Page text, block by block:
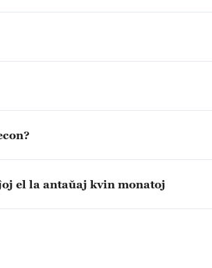
el la antaŭaj kvin monatoj